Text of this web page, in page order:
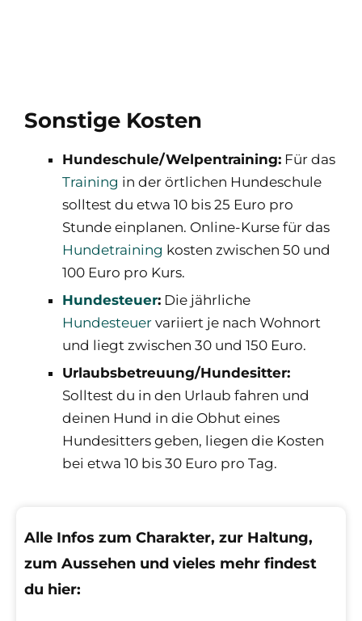
Sonstige Kosten
Hundeschule/Welpentraining: Für das
Training in der örtlichen Hundeschule
solltest du etwa 10 bis 25 Euro pro
Stunde einplanen. Online-Kurse für das
Hundetraining kosten zwischen 50 und
100 Euro pro Kurs.
Hundesteuer: Die jährliche
Hundesteuer variiert je nach Wohnort
und liegt zwischen 30 und 150 Euro.
Urlaubsbetreuung/Hundesitter:
Solltest du in den Urlaub fahren und
deinen Hund in die Obhut eines
Hundesitters geben, liegen die Kosten
bei etwa 10 bis 30 Euro pro Tag.
Alle Infos zum Charakter, zur Haltung,
zum Aussehen und vieles mehr findest
du hier: